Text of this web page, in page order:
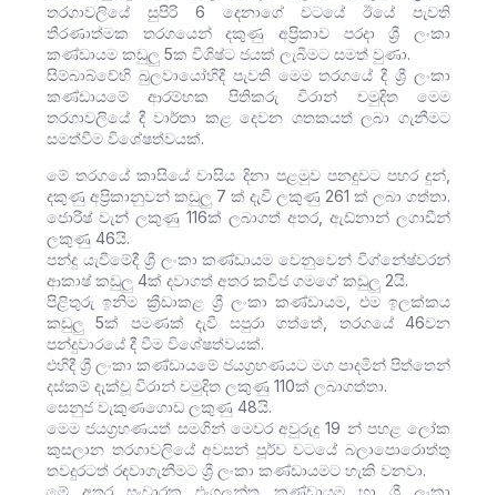
තරගාවලියේ සුපිරි 6 දෙනාගේ වටයේ ඊයේ පැවති
තීරණාත්මක තරගයෙන් දකුණු අප්‍රිකාව පරදා ශ්‍රී ලංකා
කණ්ඩායම කඩුලු 5ක විශිෂ්ට ජයක් ලැබීමට සමත් වුණා.
සිම්බාබ්වේහි බුලවායෝහිදී පැවති මෙම තරගයේ දී ශ්‍රී ලංකා
කණ්ඩායමේ ආරම්භක පිතිකරු විරාන් චමුදිත මෙම
තරගාවලියේ දී වාර්තා කළ දෙවන ශතකයත් ලබා ගැනීමට
සමත්වීම විශේෂත්වයක්.
මේ තරගයේ කාසියේ වාසිය දිනා පළමුව පනදුවට පහර දුන්,
දකුණු අප්‍රිකානුවන් කඩුලු 7 ක් දැවී ලකුණු 261 ක් ලබා ගත්තා.
ජොරිෂ් වැන් ලකුණු 116ක් ලබාගත් අතර, ඇඩ්නාන් ලගාඩීන්
ලකුණු 46යි.
පන්දු යැවීමේදී ශ්‍රී ලංකා කණ්ඩායම වෙනුවෙන් විග්නේෂ්වරන්
ආකාෂ් කඩුලු 4ක් දවාගත් අතර කවිජ ගමගේ කඩුලු 2යි.
පිළිතුරු ඉනිම ක්‍රීඩාකළ ශ්‍රී ලංකා කණ්ඩායම, එම ඉලක්කය
කඩුලු 5ක් පමණක් දැවී සපුරා ගත්තේ, තරගයේ 46වන
පන්දුවාරයේ දී වීම විශේෂත්වයක්.
එහිදී ශ්‍රී ලංකා කණ්ඩායමේ ජයග්‍රහණයට මග පාදමින් පිත්තෙන්
දස්කම් දැක්වූ විරාන් චමුදිත ලකුණු 110ක් ලබාගත්තා.
සෙනුජ වැකුණගොඩ ලකුණු 48යි.
මෙම ජයග්‍රහණයත් සමගින් මෙවර අවුරුදු 19 න් පහළ ලෝක
කුසලාන තරගාවලියේ අවසන් පූර්ව වටයේ බලාපොරොත්තු
තවදුරටත් රඳවාගැනීමට ශ්‍රී ලංකා කණ්ඩායමට හැකි වනවා.
මේ අතර සංචාරක එංගලන්ත කණ්ඩායම හා ශ්‍රී ලංකා